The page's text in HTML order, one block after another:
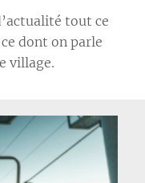
tout ce
dont on parle
village.